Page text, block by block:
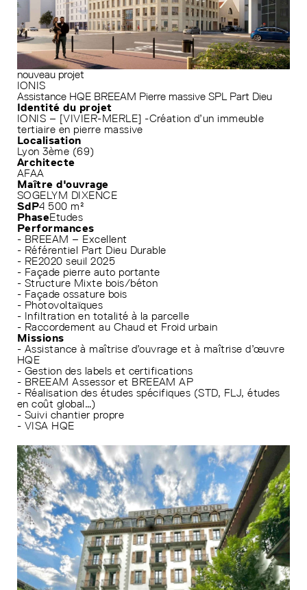
nouveau projet
IONIS
Assistance HQE BREEAM Pierre massive SPL Part Dieu
Identité du projet
IONIS – [VIVIER-MERLE] -Création d’un immeuble
tertiaire en pierre massive
Localisation
Lyon 3ème (69)
Architecte
AFAA
Maître d'ouvrage
SOGELYM DIXENCE
SdP4 500 m²
PhaseEtudes
Performances
- BREEAM – Excellent
- Référentiel Part Dieu Durable
- RE2020 seuil 2025
- Façade pierre auto portante
- Structure Mixte bois/béton
- Façade ossature bois
- Photovoltaïques
- Infiltration en totalité à la parcelle
- Raccordement au Chaud et Froid urbain
Missions
- Assistance à maîtrise d’ouvrage et à maîtrise d’œuvre
HQE
- Gestion des labels et certifications
- BREEAM Assessor et BREEAM AP
- Réalisation des études spécifiques (STD, FLJ, études
en coût global…)
- Suivi chantier propre
- VISA HQE